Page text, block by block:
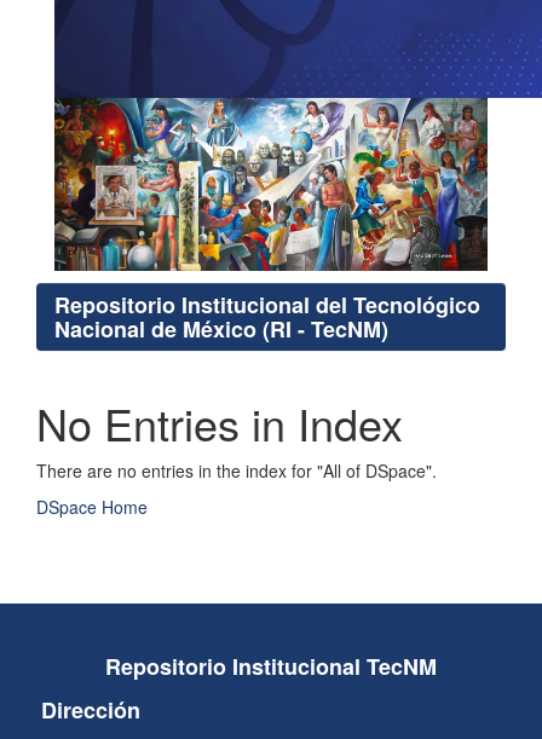
Repositorio Institucional del Tecnológico
Nacional de México (RI - TecNM)
No Entries in Index
There are no entries in the index for "All of DSpace".
DSpace Home
Repositorio Institucional TecNM
Dirección